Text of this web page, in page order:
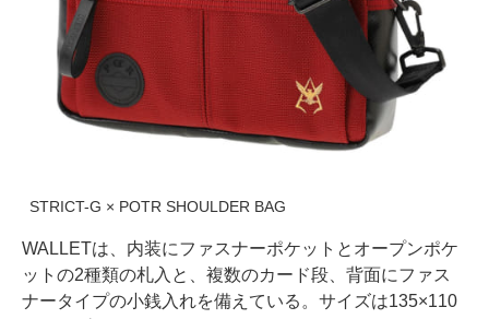
STRICT-G × POTR SHOULDER BAG
WALLETは、内装にファスナーポケットとオープンポケ
ットの2種類の札入と、複数のカード段、背面にファス
ナータイプの小銭入れを備えている。サイズは135×110